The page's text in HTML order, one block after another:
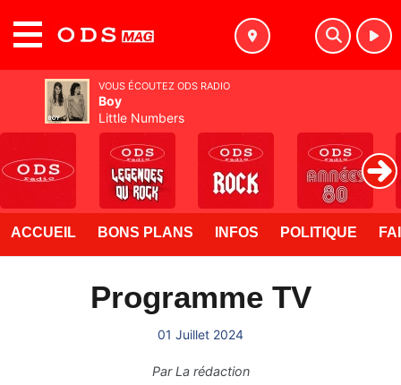
ACCUEIL BONS PLANS INFOS POLITIQUE
Programme TV
01 Juillet 2024
ParLa rédaction
VOUS ÉCOUTEZ ODS RADIO
Boy
Little Numbers